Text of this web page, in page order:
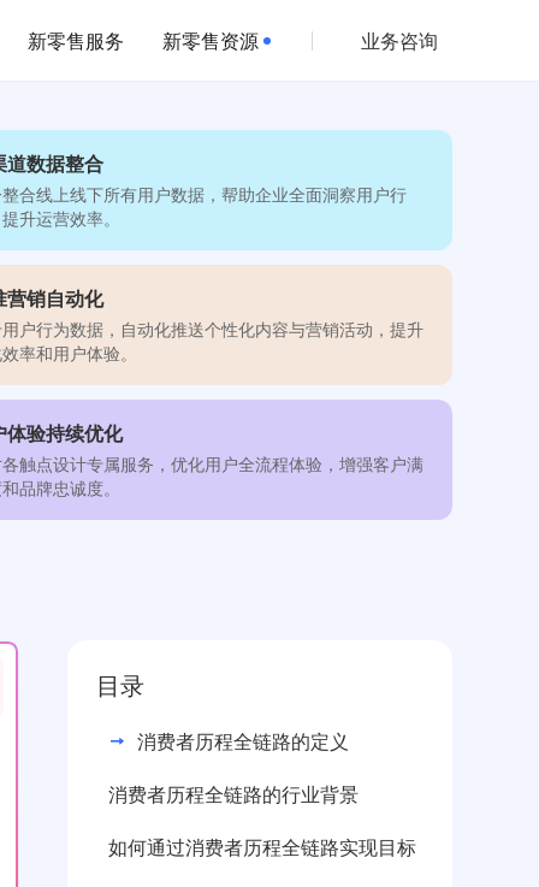
新零售服务 新零售资源 业务咨询
道数据整合
合线上线下所有用户数据，帮助企业全面洞察用户行
升运营效率。
营销自动化
户行为数据，自动化推送个性化内容与营销活动，提升
率和用户体验。
体验持续优化
触点设计专属服务，优化用户全流程体验，增强客户满
品牌忠诚度。
目录
消费者历程全链路的定义
消费者历程全链路的行业背景
如何通过消费者历程全链路实现目标